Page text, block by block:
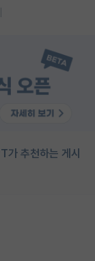
가 추천하는 게시